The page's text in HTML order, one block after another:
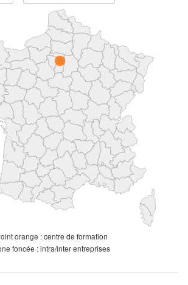
orange : centre de formation
foncée : intra/inter entreprises